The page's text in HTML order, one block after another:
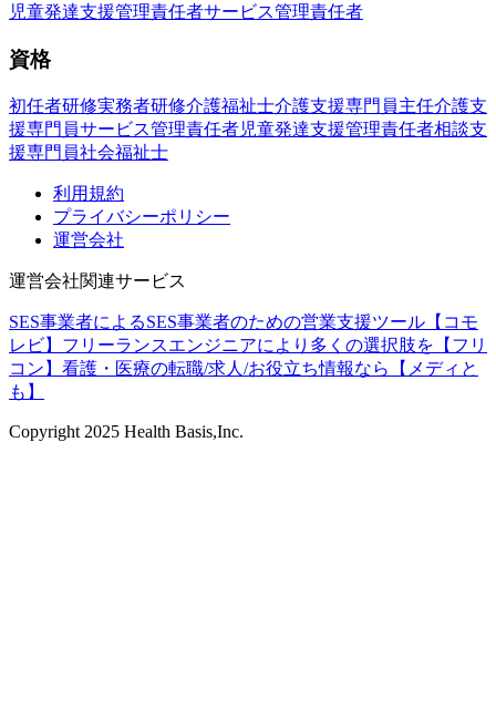
児童発達支援管理責任者サービス管理責任者
資格
初任者研修実務者研修介護福祉士介護支援専門員主任介護支
援専門員サービス管理責任者児童発達支援管理責任者相談支
援専門員社会福祉士
利用規約
プライバシーポリシー
運営会社
運営会社関連サービス
SES事業者によるSES事業者のための営業支援ツール【コモ
レビ】 フリーランスエンジニアにより多くの選択肢を【フリ
コン】 看護・医療の転職/求人/お役立ち情報なら【メディと
も】
Copyright 2025 Health Basis,Inc.